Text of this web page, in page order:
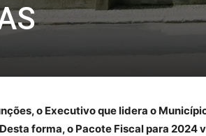
o Executivo que lidera o
forma, o Pacote Fiscal para